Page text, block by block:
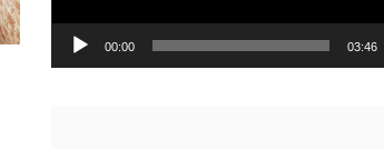
00:00 03:46